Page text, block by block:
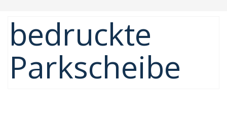
bedruckte
Parkscheibe